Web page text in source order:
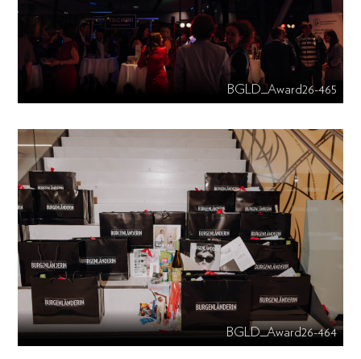
BGLD_Award26-465
BGLD_Award26-464